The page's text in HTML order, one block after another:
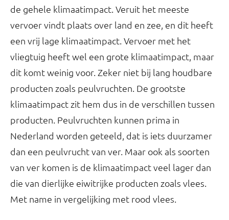
de gehele klimaatimpact. Veruit het meeste
vervoer vindt plaats over land en zee, en dit heeft
een vrij lage klimaatimpact. Vervoer met het
vliegtuig heeft wel een grote klimaatimpact, maar
dit komt weinig voor. Zeker niet bij lang houdbare
producten zoals peulvruchten. De grootste
klimaatimpact zit hem dus in de verschillen tussen
producten. Peulvruchten kunnen prima in
Nederland worden geteeld, dat is iets duurzamer
dan een peulvrucht van ver. Maar ook als soorten
van ver komen is de klimaatimpact veel lager dan
die van dierlijke eiwitrijke producten zoals vlees.
Met name in vergelijking met rood vlees.